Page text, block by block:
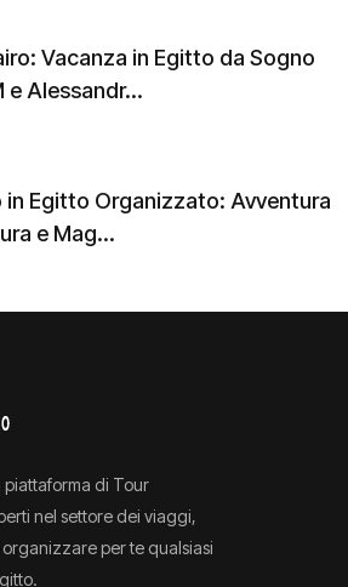
Vacanza in Egitto da Sogno
e Alessandr...
in Egitto Organizzato: Avventura
e Mag...
di Tour
nel settore dei viaggi,
per te qualsiasi